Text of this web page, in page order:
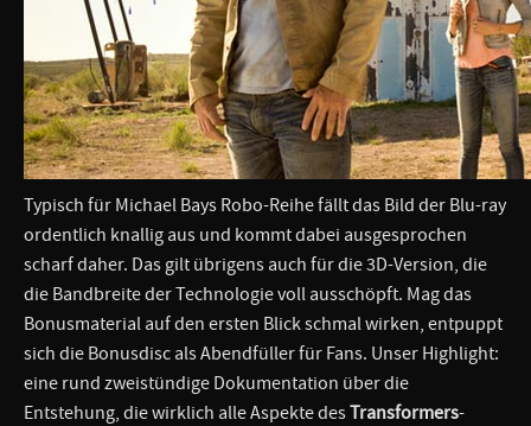
Typisch für Michael Bays Robo-Reihe fällt das Bild der Blu-ray
ordentlich knallig aus und kommt dabei ausgesprochen
scharf daher. Das gilt übrigens auch für die 3D-Version, die
die Bandbreite der Technologie voll ausschöpft. Mag das
Bonusmaterial auf den ersten Blick schmal wirken, entpuppt
sich die Bonusdisc als Abendfüller für Fans. Unser Highlight:
eine rund zweistündige Dokumentation über die
Entstehung, die wirklich alle Aspekte desTransformers-